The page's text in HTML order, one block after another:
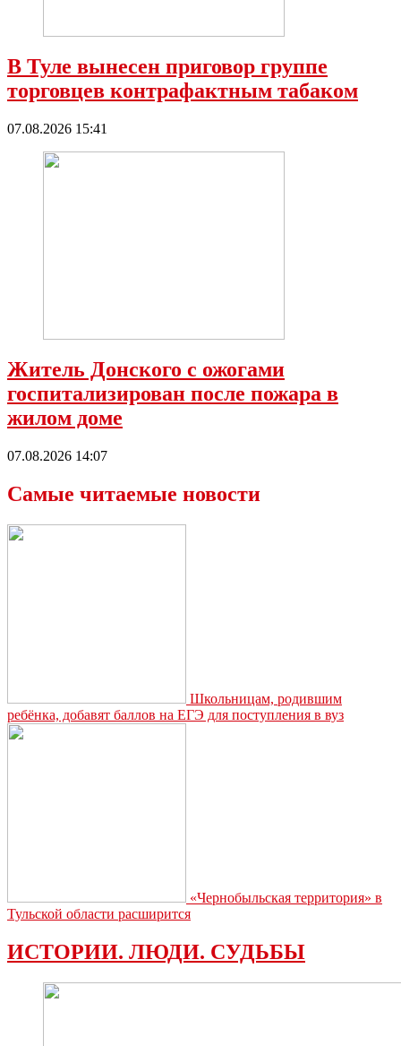
В Туле вынесен приговор группе
торговцев контрафактным табаком
07.08.2026 15:41
Житель Донского с ожогами
госпитализирован после пожара в
жилом доме
07.08.2026 14:07
Самые читаемые новости
Школьницам, родившим
ребёнка, добавят баллов на ЕГЭ для поступления в вуз
«Чернобыльская территория» в
Тульской области расширится
ИСТОРИИ. ЛЮДИ. СУДЬБЫ